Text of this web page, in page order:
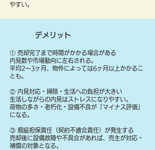
やすい。
デメリット
① 売却完了まで時間がかかる場合がある
内見数や市場動向に左右される。
平均2〜3ヶ月、物件によっては6ヶ月以上かかるこ
とも。
② 内見対応・掃除・生活への負担が大きい
生活しながらの内見はストレスになりやすい。
荷物の多さ・老朽化・設備不良が「マイナス評価」
になる。
③ 瑕疵担保責任（契約不適合責任）が発生する
売却後に設備故障や不具合があれば、売主が対応・
補償の対象となる。